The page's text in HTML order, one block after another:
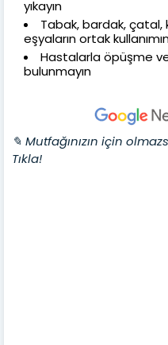
yıkayın
Tabak, bardak, çatal,
eşyaların ortak
Hastalarla öpüşme
bulunmayın
✎ Mutfağınızın için
Tıkla!